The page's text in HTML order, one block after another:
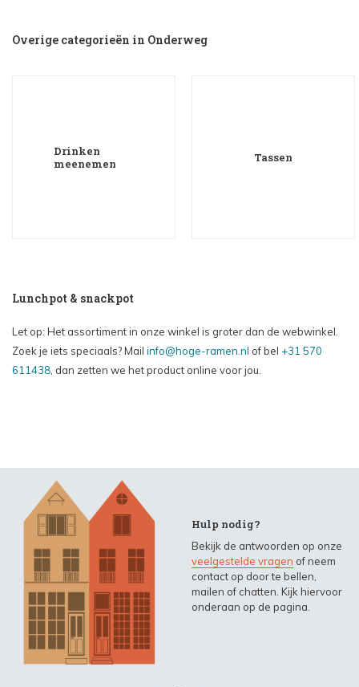
Overige categorieën in Onderweg
Drinken
meenemen
Tassen
Lunchpot & snackpot
Let op: Het assortiment in onze winkel is groter dan de webwinkel.
Zoek je iets speciaals? Mail info@hoge-ramen.nl of bel +31 570
611438 , dan zetten we het product online voor jou.
Hulp nodig?
Bekijk de antwoorden op onze
veelgestelde vragen of neem
contact op door te bellen,
mailen of chatten. Kijk hiervoor
onderaan op de pagina.